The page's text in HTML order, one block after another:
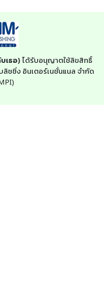
เธอ) ได้รับอนุญาตใช้ลิขสิทธิ์
ชชิ่ง อินเตอร์เนชั่นแนล จำกัด